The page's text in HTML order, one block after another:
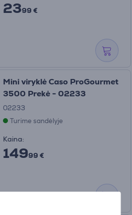
2399 €
Mini viryklė Caso ProGourmet
3500 Prekė - 02233
02233
Turime sandėlyje
Kaina:
14999 €